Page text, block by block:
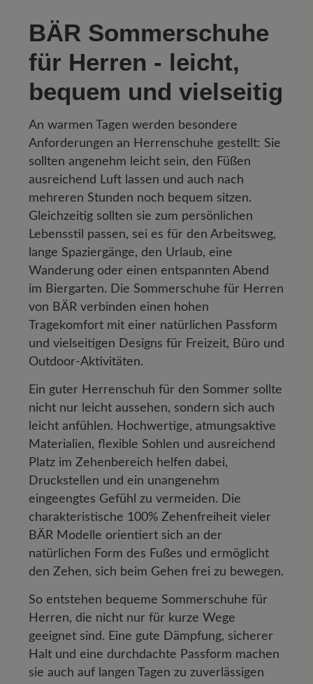
BÄR Sommerschuhe
für Herren - leicht,
bequem und vielseitig
An warmen Tagen werden besondere
Anforderungen an Herrenschuhe gestellt: Sie
sollten angenehm leicht sein, den Füßen
ausreichend Luft lassen und auch nach
mehreren Stunden noch bequem sitzen.
Gleichzeitig sollten sie zum persönlichen
Lebensstil passen, sei es für den Arbeitsweg,
lange Spaziergänge, den Urlaub, eine
Wanderung oder einen entspannten Abend
im Biergarten. Die Sommerschuhe für Herren
von BÄR verbinden einen hohen
Tragekomfort mit einer natürlichen Passform
und vielseitigen Designs für Freizeit, Büro und
Outdoor-Aktivitäten.
Ein guter Herrenschuh für den Sommer sollte
nicht nur leicht aussehen, sondern sich auch
leicht anfühlen. Hochwertige, atmungsaktive
Materialien, flexible Sohlen und ausreichend
Platz im Zehenbereich helfen dabei,
Druckstellen und ein unangenehm
eingeengtes Gefühl zu vermeiden. Die
charakteristische 100% Zehenfreiheit vieler
BÄR Modelle orientiert sich an der
natürlichen Form des Fußes und ermöglicht
den Zehen, sich beim Gehen frei zu bewegen.
So entstehen bequeme Sommerschuhe für
Herren, die nicht nur für kurze Wege
geeignet sind. Eine gute Dämpfung, sicherer
Halt und eine durchdachte Passform machen
sie auch auf langen Tagen zu zuverlässigen